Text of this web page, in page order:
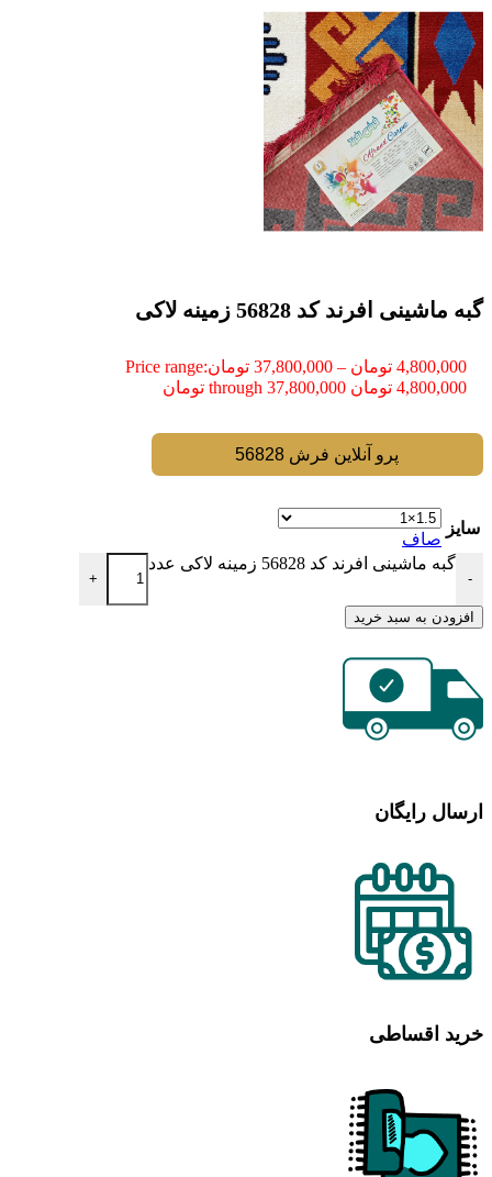
گبه ماشینی افرند کد 56828 زمینه لاکی
4,800,000 تومان –
37,800,000 تومانPrice range:
4,800,000 تومان through 37,800,000 تومان
پرو آنلاین فرش 56828
سایز
صاف
-
گبه ماشینی افرند کد 56828 زمینه لاکی عدد
+
افزودن به سبد خرید
ارسال رایگان
خرید اقساطی